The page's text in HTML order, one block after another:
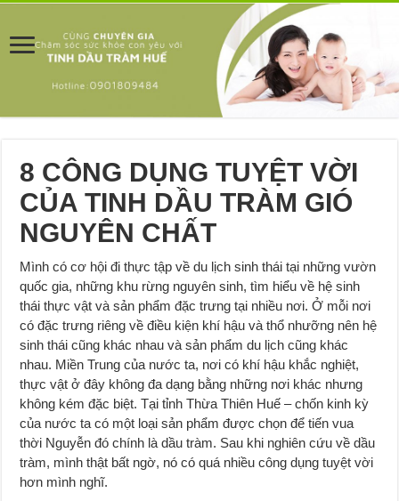
8 CÔNG DỤNG TUYỆT VỜI
CỦA TINH DẦU TRÀM GIÓ
NGUYÊN CHẤT
Mình có cơ hội đi thực tập về du lịch sinh thái tại những vườn
quốc gia, những khu rừng nguyên sinh, tìm hiểu về hệ sinh
thái thực vật và sản phẩm đặc trưng tại nhiều nơi. Ở mỗi nơi
có đặc trưng riêng về điều kiện khí hậu và thổ nhưỡng nên hệ
sinh thái cũng khác nhau và sản phẩm du lịch cũng khác
nhau. Miền Trung của nước ta, nơi có khí hậu khắc nghiệt,
thực vật ở đây không đa dạng bằng những nơi khác nhưng
không kém đặc biệt. Tại tỉnh Thừa Thiên Huế – chốn kinh kỳ
của nước ta có một loại sản phẩm được chọn để tiến vua
thời Nguyễn đó chính là dầu tràm. Sau khi nghiên cứu về dầu
tràm, mình thật bất ngờ, nó có quá nhiều công dụng tuyệt vời
hơn mình nghĩ.